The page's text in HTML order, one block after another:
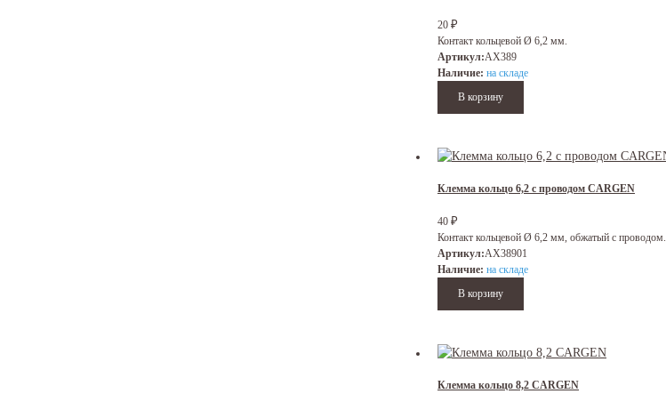
20 ₽
Контакт кольцевой Ø 6,2 мм.
Артикул:AX389
Наличие: на складе
Клемма кольцо 6,2 с проводом CARGEN
40 ₽
Контакт кольцевой Ø 6,2 мм, обжатый с проводом.
Артикул:AX38901
Наличие: на складе
Клемма кольцо 8,2 CARGEN